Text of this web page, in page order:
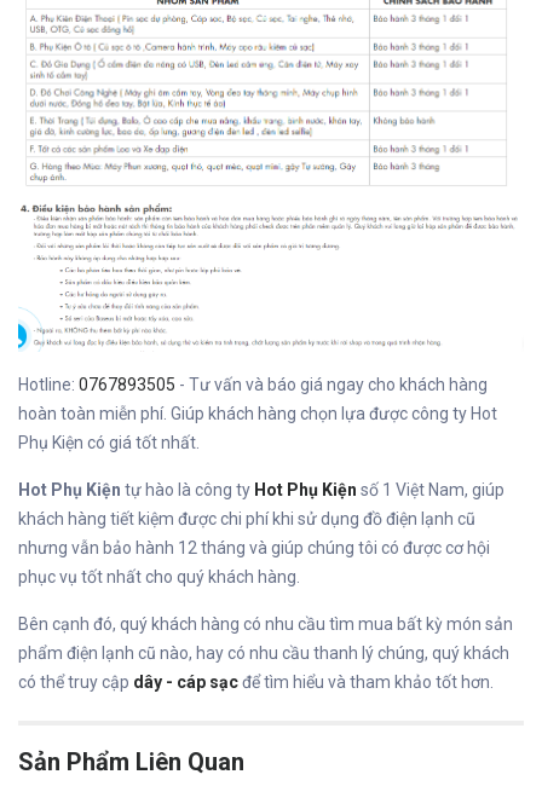
Hotline: 0767893505 - Tư vấn và báo giá ngay cho khách hàng
hoàn toàn miễn phí. Giúp khách hàng chọn lựa được công ty Hot
Phụ Kiện có giá tốt nhất.
Hot Phụ Kiện tự hào là công ty Hot Phụ Kiện số 1 Việt Nam, giúp
khách hàng tiết kiệm được chi phí khi sử dụng đồ điện lạnh cũ
nhưng vẫn bảo hành 12 tháng và giúp chúng tôi có được cơ hội
phục vụ tốt nhất cho quý khách hàng.
Bên cạnh đó, quý khách hàng có nhu cầu tìm mua bất kỳ món sản
phẩm điện lạnh cũ nào, hay có nhu cầu thanh lý chúng, quý khách
có thể truy cập dây - cáp sạcđể tìm hiểu và tham khảo tốt hơn.
Sản Phẩm Liên Quan